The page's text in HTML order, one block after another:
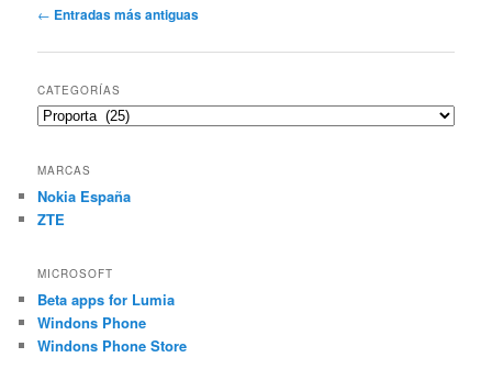
Navegación
entradas
← Entradas más antiguas
CATEGORÍAS
Categorías
MARCAS
Nokia España
ZTE
MICROSOFT
Beta apps for Lumia
Windons Phone
Windons Phone Store